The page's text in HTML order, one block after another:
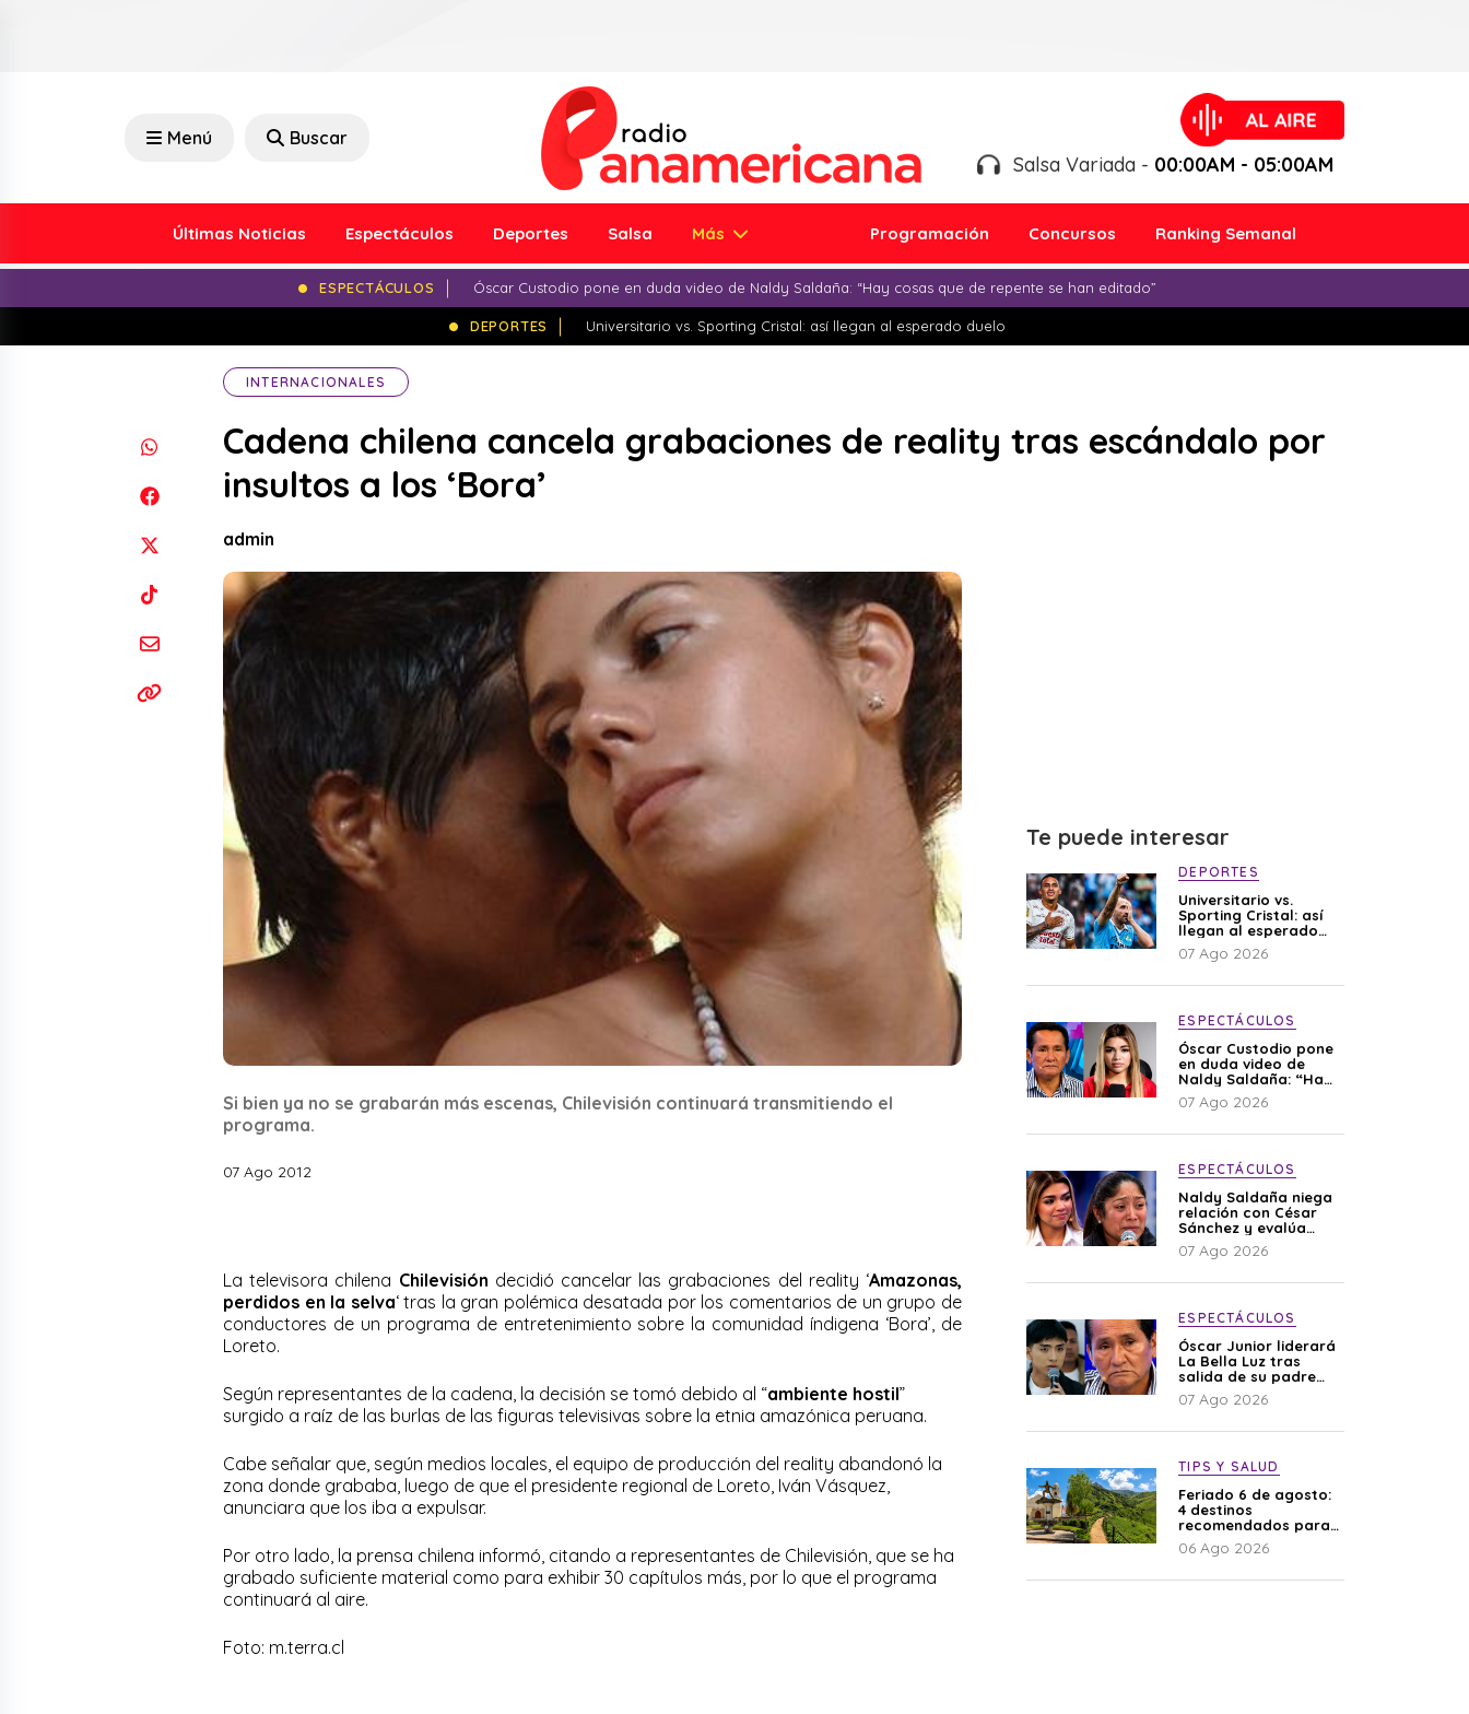
Menú Buscar
Salsa Variada - 00:00AM - 05:00AM
Últimas Noticias Espectáculos Deportes Salsa Más Programación Concursos Ranking Semanal
ESPECTÁCULOS Óscar Custodio pone en duda video de Naldy Saldaña: “Hay cosas que de repente se han editado”
DEPORTES Universitario vs. Sporting Cristal: así llegan al esperado duelo
INTERNACIONALES
Cadena chilena cancela grabaciones de reality tras escándalo por
insultos a los ‘Bora’
admin
Si bien ya no se grabarán más escenas, Chilevisión continuará transmitiendo el
programa.
07 Ago 2012
La televisora chilena Chilevisión decidió cancelar las grabaciones del reality ‘Amazonas,
perdidos en la selva‘ tras la gran polémica desatada por los comentarios de un grupo de
conductores de un programa de entretenimiento sobre la comunidad índigena ‘Bora’, de
Loreto.
Según representantes de la cadena, la decisión se tomó debido al “ambiente hostil”
surgido a raíz de las burlas de las figuras televisivas sobre la etnia amazónica peruana.
Cabe señalar que, según medios locales, el equipo de producción del reality abandonó la
zona donde grababa, luego de que el presidente regional de Loreto, Iván Vásquez,
anunciara que los iba a expulsar.
Por otro lado, la prensa chilena informó, citando a representantes de Chilevisión, que se ha
grabado suficiente material como para exhibir 30 capítulos más, por lo que el programa
continuará al aire.
Foto: m.terra.cl
Te puede interesar
DEPORTES
Universitario vs.
Sporting Cristal: así
llegan al esperado
duelo
07 Ago 2026
ESPECTÁCULOS
Óscar Custodio pone
en duda video de
Naldy Saldaña: “Hay
cosas que de repente
se han editado”
07 Ago 2026
ESPECTÁCULOS
Naldy Saldaña niega
relación con César
Sánchez y evalúa
denunciar a su
esposa: “Es una
07 Ago 2026
ESPECTÁCULOS
Óscar Junior liderará
La Bella Luz tras
salida de su padre
por polémica con
Naldy Saldaña
07 Ago 2026
TIPS Y SALUD
Feriado 6 de agosto:
4 destinos
recomendados para
disfrutar el descanso
06 Ago 2026